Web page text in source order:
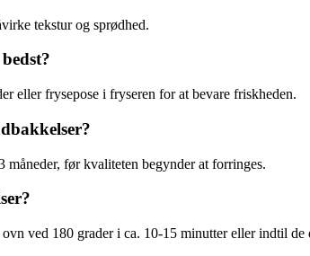
tekstur og sprødhed.
eller frysepose i fryseren for at bevare friskheden.
før kvaliteten begynder at forringes.
ved 180 grader i ca. 10-15 minutter eller indtil de